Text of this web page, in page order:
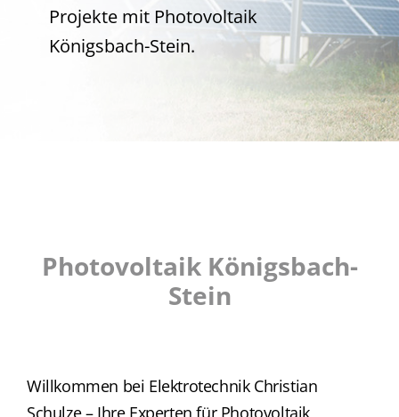
Projekte mit Photovoltaik
Königsbach-Stein.
Photovoltaik Königsbach-
Stein
Willkommen bei Elektrotechnik Christian
Schulze – Ihre Experten für Photovoltaik